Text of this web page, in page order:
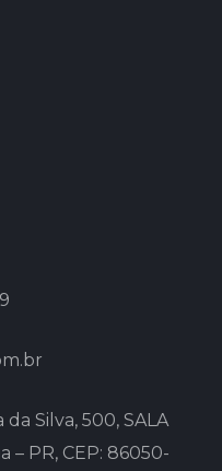
Silva, 500, SALA
– PR, CEP: 86050-